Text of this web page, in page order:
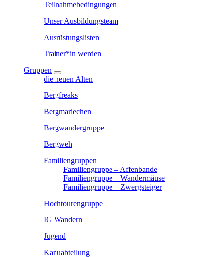
Teilnahmebedingungen
Unser Ausbildungsteam
Ausrüstungslisten
Trainer*in werden
Gruppen
die neuen Alten
Bergfreaks
Bergmariechen
Bergwandergruppe
Bergweh
Familiengruppen
Familiengruppe – Affenbande
Familiengruppe – Wandermäuse
Familiengruppe – Zwergsteiger
Hochtourengruppe
IG Wandern
Jugend
Kanuabteilung